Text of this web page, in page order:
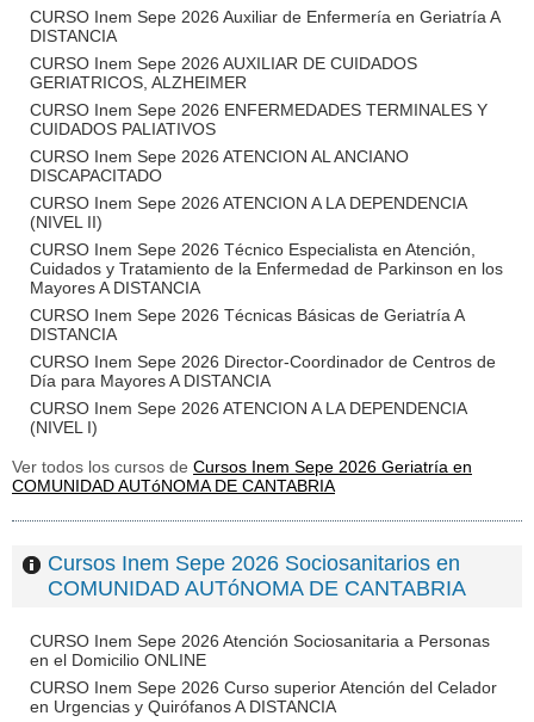
CURSO Inem Sepe 2026 Auxiliar de Enfermería en Geriatría A
DISTANCIA
CURSO Inem Sepe 2026 AUXILIAR DE CUIDADOS
GERIATRICOS, ALZHEIMER
CURSO Inem Sepe 2026 ENFERMEDADES TERMINALES Y
CUIDADOS PALIATIVOS
CURSO Inem Sepe 2026 ATENCION AL ANCIANO
DISCAPACITADO
CURSO Inem Sepe 2026 ATENCION A LA DEPENDENCIA
(NIVEL II)
CURSO Inem Sepe 2026 Técnico Especialista en Atención,
Cuidados y Tratamiento de la Enfermedad de Parkinson en los
Mayores A DISTANCIA
CURSO Inem Sepe 2026 Técnicas Básicas de Geriatría A
DISTANCIA
CURSO Inem Sepe 2026 Director-Coordinador de Centros de
Día para Mayores A DISTANCIA
CURSO Inem Sepe 2026 ATENCION A LA DEPENDENCIA
(NIVEL I)
Ver todos los cursos de Cursos Inem Sepe 2026 Geriatría en
COMUNIDAD AUTóNOMA DE CANTABRIA
Cursos Inem Sepe 2026 Sociosanitarios en
COMUNIDAD AUTóNOMA DE CANTABRIA
CURSO Inem Sepe 2026 Atención Sociosanitaria a Personas
en el Domicilio ONLINE
CURSO Inem Sepe 2026 Curso superior Atención del Celador
en Urgencias y Quirófanos A DISTANCIA